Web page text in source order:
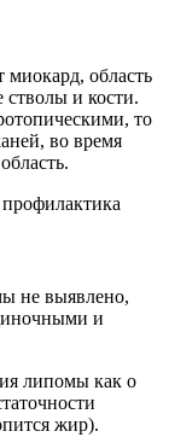
область
стволы и кости.
то
во время
не выявлено,
и
липомы как о
жир).